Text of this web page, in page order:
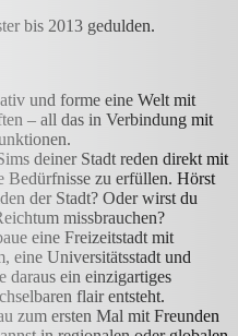
bis 2013 gedulden.
und forme eine Welt mit
– all das in Verbindung mit
deiner Stadt reden direkt mit
Bedürfnisse zu erfüllen. Hörst
der Stadt? Oder wirst du
missbrauchen?
eine Freizeitstadt mit
eine Universitätsstadt und
daraus ein einzigartiges
flair entsteht.
zum ersten Mal mit Freunden